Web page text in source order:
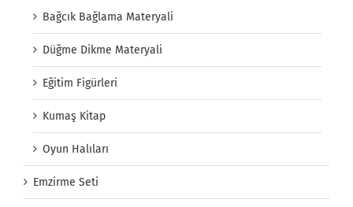
Bağcık Bağlama Materyali
Düğme Dikme Materyali
Eğitim Figürleri
Kumaş Kitap
Oyun Halıları
Emzirme Seti